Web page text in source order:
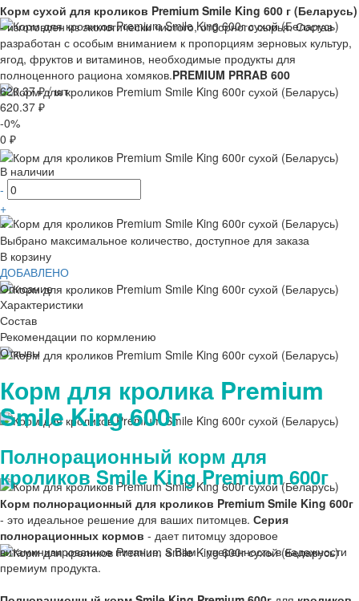
Корм сухой для кроликов Premium Smile King 600 г (Беларусь)
- изготовлен из экологически чистого, отборного сырья. Состав
разработан с особым вниманием к пропорциям зерновых культур,
ягод, фруктов и витаминов, необходимые продукты для
полноценного рациона хомяков.PREMIUM PRRAB 600
620.37 ₽/ шт
620.37 ₽
-0%
0 ₽
В наличии
-
+
×
Выбрано максимальное количество, доступное для заказа
В корзину
ДОБАВЛЕНО
Описание
Характеристики
Состав
Рекомендации по кормлению
Отзывы
Корм для кролика Premium
Smile King 600г
Полнорационный корм для
кроликов Smile King Premium 600г
Корм полнорационный для кроликов Premium Smile King 600г
- это идеальное решение для ваших питомцев. Серия
полнорационных кормов - дает питомцу здоровое
витаминизированное питание, а Вам - уверенность в надежности
премиум продукта.